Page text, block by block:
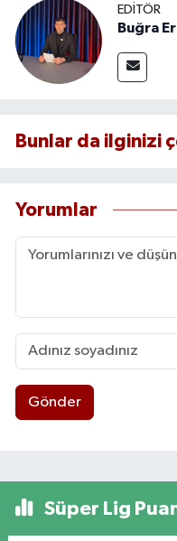
EDITÖR
Buğra
Bunlar da ilginizi
Yorumlar
Gönder
Süper Lig